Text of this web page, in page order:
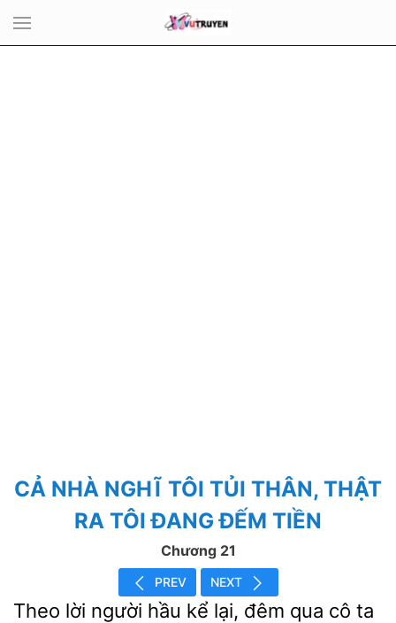
CẢ NHÀ NGHĨ TÔI TỦI THÂN, THẬT
RA TÔI ĐANG ĐẾM TIỀN
Chương 21
PREV NEXT
Theo lời người hầu kể
đêm qua cô ta